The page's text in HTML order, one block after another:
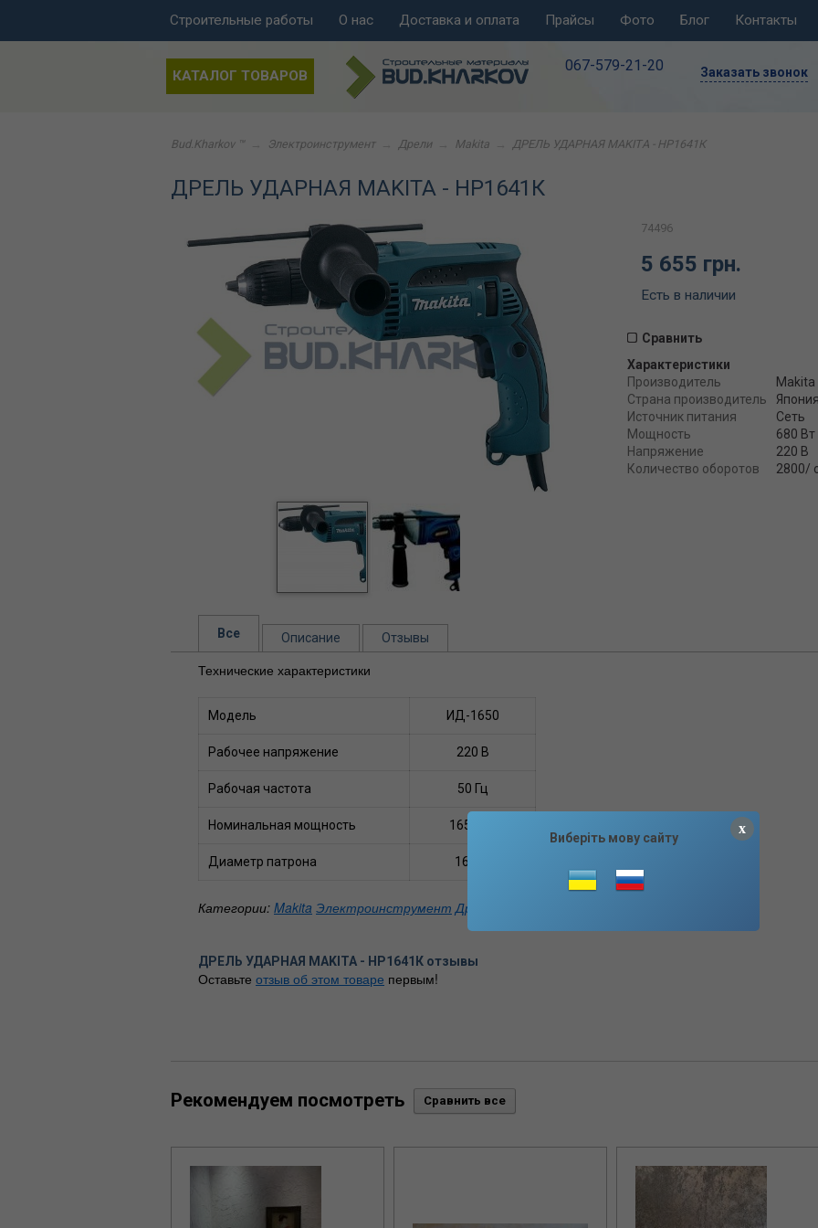
Строительные работы О нас Доставка и оплата Прайсы Фото Блог Контакты
КАТАЛОГ ТОВАРОВ
067-579-21-20 Заказать звонок
Bud.Kharkov ™ Электроинструмент Дрели Makita ДРЕЛЬ УДАРНАЯ MAKITA - HP1641К
ДРЕЛЬ УДАРНАЯ MAKITA - HP1641К
74496
5 655 грн.
Есть в наличии
Сравнить
Характеристики
Производитель
Makita
Страна производитель
Япония
Источник питания
Сеть
Мощность
680 Вт
Напряжение
220 В
Количество оборотов
2800/
Все Описание Отзывы
Технические характеристики
Модель ИД-1650
Рабочее напряжение 220 В
Рабочая частота 50 Гц
Номинальная мощность 1650 Вт
Диаметр патрона 16 мм
Категории: Makita Электроинструмент Дрели
ДРЕЛЬ УДАРНАЯ MAKITA - HP1641К отзывы
Оставьте отзыв об этом товаре первым!
Рекомендуем посмотреть
x
Виберіть мову сайту